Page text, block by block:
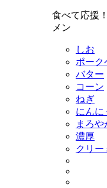
食べて応援
メン
しお
ポーク
バター
コーン
ねぎ
にんに
まろや
濃厚
クリー